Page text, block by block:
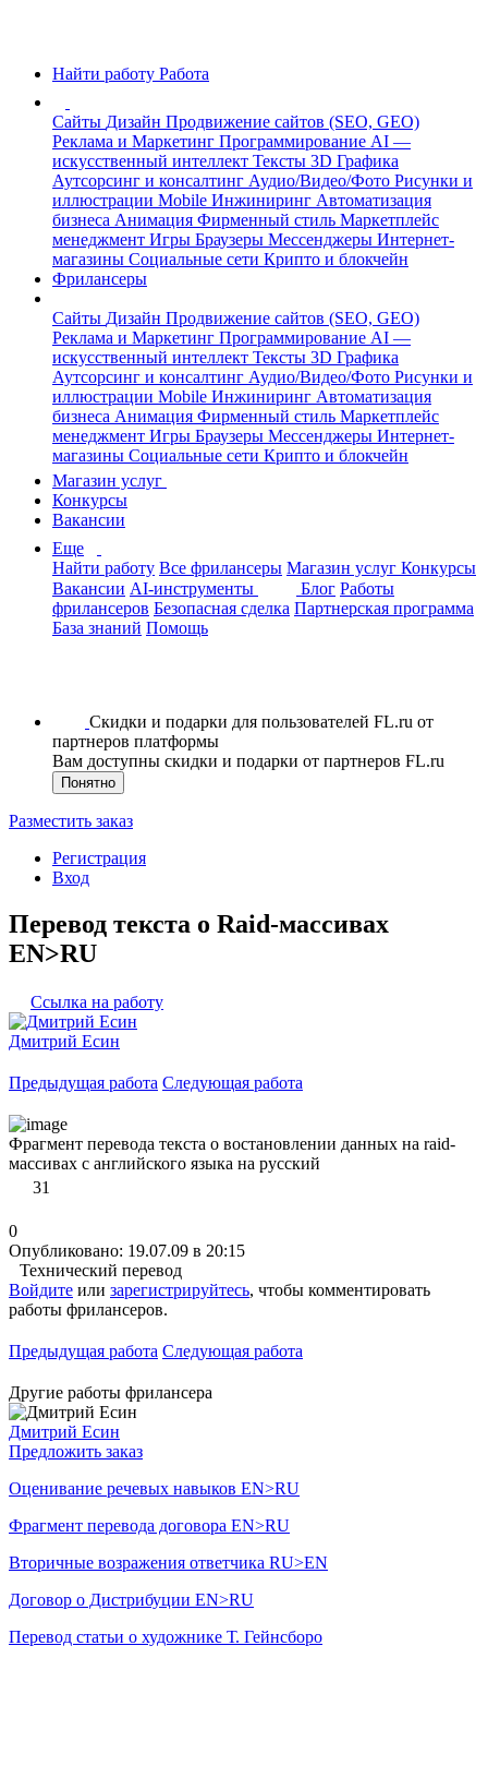
Найти работу Работа
Сайты Дизайн Продвижение сайтов (SEO, GEO)
Реклама и Маркетинг Программирование AI —
искусственный интеллект Тексты 3D Графика
Аутсорсинг и консалтинг Аудио/Видео/Фото Рисунки и
иллюстрации Mobile Инжиниринг Автоматизация
бизнеса Анимация Фирменный стиль Маркетплейс
менеджмент Игры Браузеры Мессенджеры Интернет-
магазины Социальные сети Крипто и блокчейн
Фрилансеры
Сайты Дизайн Продвижение сайтов (SEO, GEO)
Реклама и Маркетинг Программирование AI —
искусственный интеллект Тексты 3D Графика
Аутсорсинг и консалтинг Аудио/Видео/Фото Рисунки и
иллюстрации Mobile Инжиниринг Автоматизация
бизнеса Анимация Фирменный стиль Маркетплейс
менеджмент Игры Браузеры Мессенджеры Интернет-
магазины Социальные сети Крипто и блокчейн
Магазин услуг
Конкурсы
Вакансии
Еще
Найти работу Все фрилансеры Магазин услуг Конкурсы
Вакансии AI-инструменты Блог Работы
фрилансеров Безопасная сделка Партнерская программа
База знаний Помощь
Скидки и подарки для пользователей FL.ru от
партнеров платформы
Вам доступны скидки и подарки от партнеров FL.ru
Понятно
Разместить заказ
Регистрация
Вход
Перевод текста о Raid-маccивах
EN>RU
Ссылка на работу
Дмитрий Есин
Предыдущая работа Следующая работа
Фрагмент перевода текста о востановлении данных на raid-
массивах с английского языка на русский
31
0
Опубликовано: 19.07.09 в 20:15
Технический перевод
Войдите или зарегистрируйтесь, чтобы комментировать
работы фрилансеров.
Предыдущая работа Следующая работа
Другие работы фрилансера
Дмитрий Есин
Предложить заказ
Оценивание речевых навыков EN>RU
Фрагмент перевода договора EN>RU
Вторичные возражения ответчика RU>EN
Договор о Дистрибуции EN>RU
Перевод статьи о художнике Т. Гейнсборо